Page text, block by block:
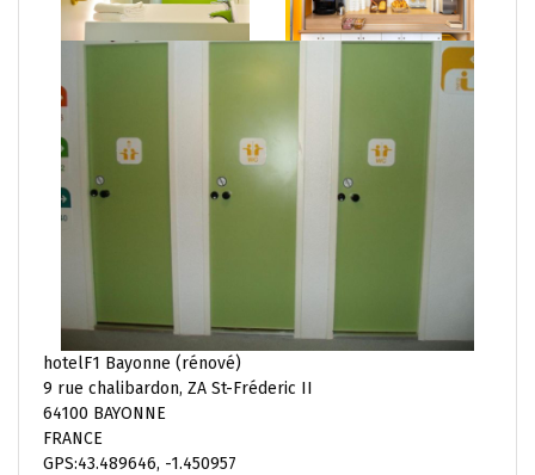
hotelF1 Bayonne (rénové)
9 rue chalibardon, ZA St-Fréderic II
64100 BAYONNE
FRANCE
GPS:43.489646, -1.450957